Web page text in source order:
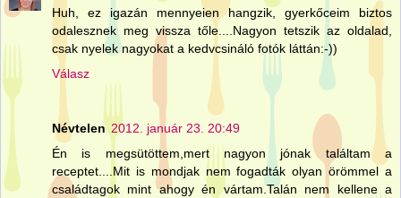
Huh, ez igazán mennyeien hangzik, gyerkőceim biztos
odalesznek meg vissza tőle....Nagyon tetszik az oldalad,
csak nyelek nagyokat a kedvcsináló fotók láttán:-))
Válasz
Névtelen 2012. január 23. 20:49
Én is megsütöttem,mert nagyon jónak találtam a
receptet....Mit is mondjak nem fogadták olyan örömmel a
családtagok mint ahogy én vártam.Talán nem kellene a